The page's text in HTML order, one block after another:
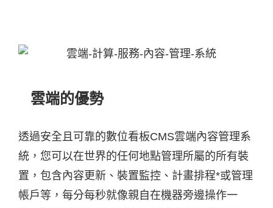
雲端的優勢
透過安全且可靠的數位看板CMS雲端內容管理系
統，您可以在世界的任何地點管理所屬的所有裝
置，包含內容更新、裝置監控、計畫排程*或管理
帳戶等，每分每秒就像親自在機器旁邊操作一